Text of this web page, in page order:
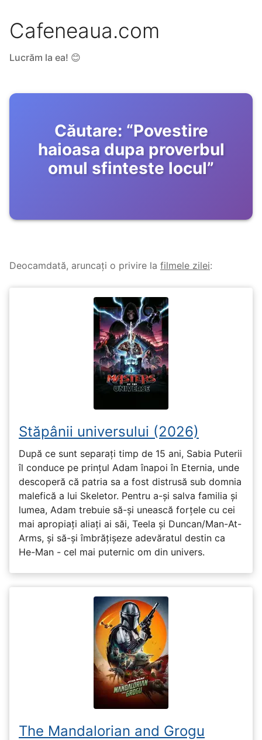
Cafeneaua.com
Lucrăm la ea! 😊
Căutare: “Povestire
haioasa dupa proverbul
omul sfinteste locul”
Deocamdată, aruncați o privire la filmele zilei:
Stăpânii universului (2026)
După ce sunt separați timp de 15 ani, Sabia Puterii
îl conduce pe prințul Adam înapoi în Eternia, unde
descoperă că patria sa a fost distrusă sub domnia
malefică a lui Skeletor. Pentru a-și salva familia și
lumea, Adam trebuie să-și unească forțele cu cei
mai apropiați aliați ai săi, Teela și Duncan/Man-At-
Arms, și să-și îmbrățișeze adevăratul destin ca
He-Man - cel mai puternic om din univers.
The Mandalorian and Grogu